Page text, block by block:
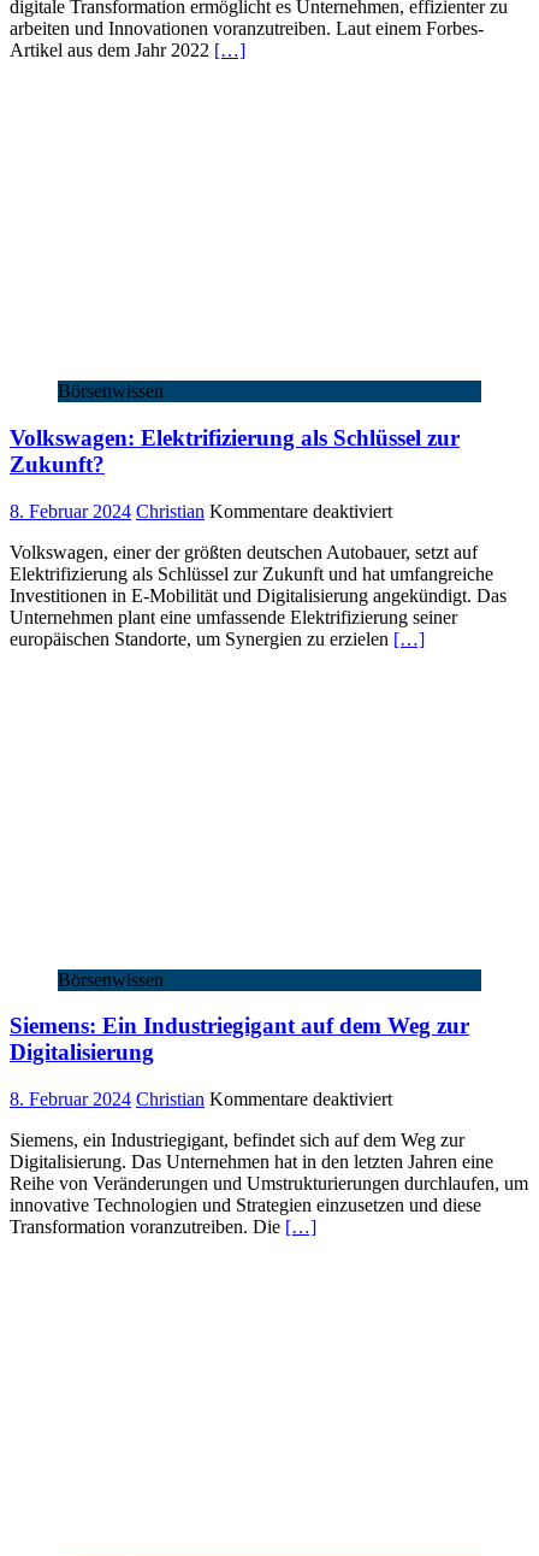
als
Wachstumstreiber
digitale Transformation ermöglicht es Unternehmen, effizienter zu
arbeiten und Innovationen voranzutreiben. Laut einem Forbes-
Artikel aus dem Jahr 2022 […]
Börsenwissen
Volkswagen: Elektrifizierung als Schlüssel zur
Zukunft?
8. Februar 2024 Christian Kommentare deaktiviertfür
Elektrifizierung
als
Schlüssel
zur
Zukunft?
Volkswagen, einer der größten deutschen Autobauer, setzt auf
Elektrifizierung als Schlüssel zur Zukunft und hat umfangreiche
Investitionen in E-Mobilität und Digitalisierung angekündigt. Das
Unternehmen plant eine umfassende Elektrifizierung seiner
europäischen Standorte, um Synergien zu erzielen […]
Börsenwissen
Siemens: Ein Industriegigant auf dem Weg zur
Digitalisierung
8. Februar 2024 Christian Kommentare deaktiviertfür
Ein
Industriegigant
auf
dem
Siemens, ein Industriegigant, befindet sich auf dem Weg zur
Digitalisierung. Das Unternehmen hat in den letzten Jahren eine
Reihe von Veränderungen und Umstrukturierungen durchlaufen, um
innovative Technologien und Strategien einzusetzen und diese
Transformation voranzutreiben. Die […]